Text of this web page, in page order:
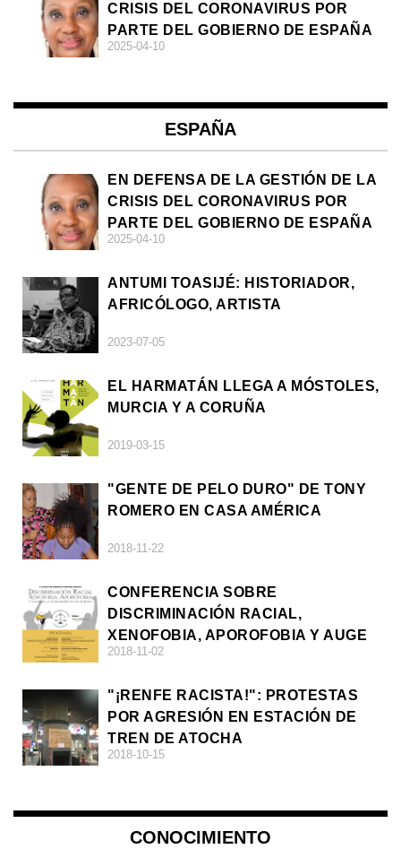
CRISIS DEL CORONAVIRUS POR
PARTE DEL GOBIERNO DE ESPAÑA
2025-04-10
ESPAÑA
EN DEFENSA DE LA GESTIÓN DE LA
CRISIS DEL CORONAVIRUS POR
PARTE DEL GOBIERNO DE ESPAÑA
2025-04-10
ANTUMI TOASIJÉ: HISTORIADOR,
AFRICÓLOGO, ARTISTA
2023-07-05
EL HARMATÁN LLEGA A MÓSTOLES,
MURCIA Y A CORUÑA
2019-03-15
"GENTE DE PELO DURO" DE TONY
ROMERO EN CASA AMÉRICA
2018-11-22
CONFERENCIA SOBRE
DISCRIMINACIÓN RACIAL,
XENOFOBIA, APOROFOBIA Y AUGE
DE LA ULTRADERECHA EN EUROPA
2018-11-02
"¡RENFE RACISTA!": PROTESTAS
POR AGRESIÓN EN ESTACIÓN DE
TREN DE ATOCHA
2018-10-15
CONOCIMIENTO